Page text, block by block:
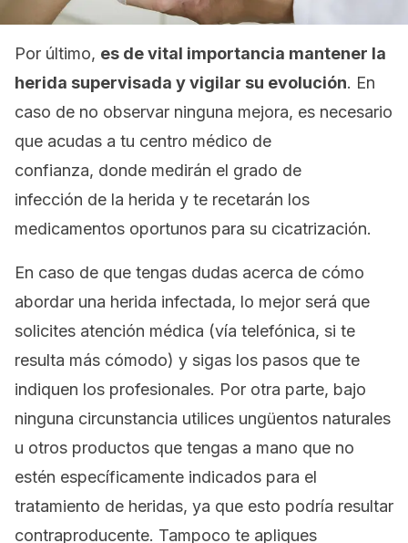
Por último, es de vital importancia mantener la
herida supervisada y vigilar su evolución. En
caso de no observar ninguna mejora, es necesario
que acudas a tu centro médico de
confianza, donde medirán el grado de
infección de la herida y te recetarán los
medicamentos oportunos para su cicatrización.
En caso de que tengas dudas acerca de cómo
abordar una herida infectada, lo mejor será que
solicites atención médica (vía telefónica, si te
resulta más cómodo) y sigas los pasos que te
indiquen los profesionales. Por otra parte, bajo
ninguna circunstancia utilices ungüentos naturales
u otros productos que tengas a mano que no
estén específicamente indicados para el
tratamiento de heridas, ya que esto podría resultar
contraproducente. Tampoco te apliques